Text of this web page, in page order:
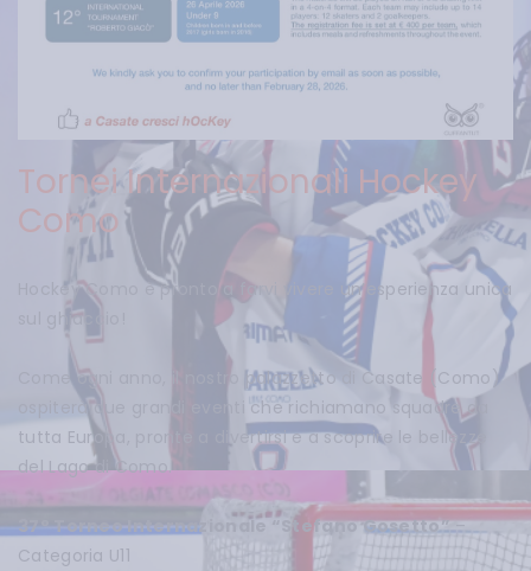
Tornei Internazionali Hockey
Como
Hockey Como è pronto a farvi vivere un’esperienza unica
sul ghiaccio!
Come ogni anno, il nostro palazzetto di Casate (Como)
ospiterà due grandi eventi che richiamano squadre da
tutta Europa, pronte a divertirsi e a scoprire le bellezze
del Lago di Como.
37° Torneo Internazionale “Stefano Gosetto”–
Categoria U11